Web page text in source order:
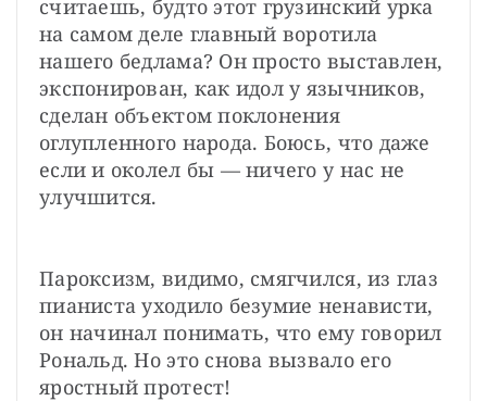
считаешь, будто этот грузинский урка
на самом деле главный воротила
нашего бедлама? Он просто выставлен,
экспонирован, как идол у язычников,
сделан объектом поклонения
оглупленного народа. Боюсь, что даже
если и околел бы — ничего у нас не
улучшится.
Пароксизм, видимо, смягчился, из глаз
пианиста уходило безумие ненависти,
он начинал понимать, что ему говорил
Рональд. Но это снова вызвало его
яростный протест!